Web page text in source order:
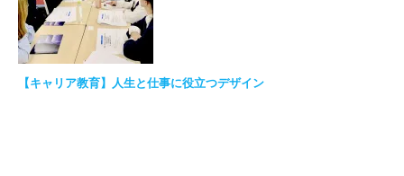
【キャリア教育】人生と仕事に役立つデザイン